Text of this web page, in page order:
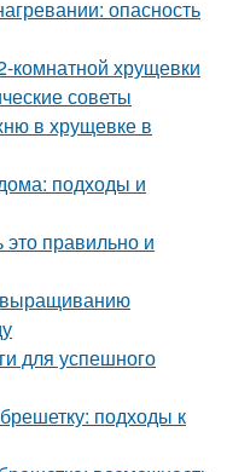
опасность
комнатной хрущевки
советы
в хрущевке в
подходы и
правильно и
для успешного
подходы к